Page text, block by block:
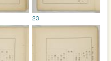
23